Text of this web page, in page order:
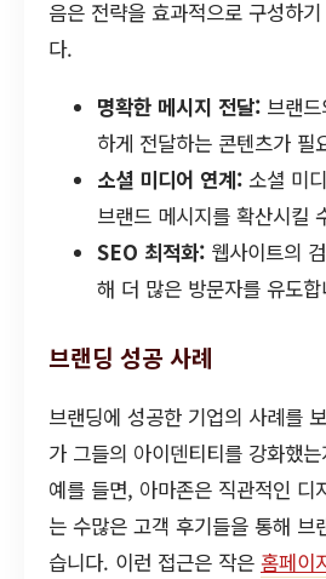
음은 전략을 효과적으로 구성하
다.
명확한 메시지 전달: 브랜
하게 전달하는 콘텐츠가 필
소셜 미디어 연계: 소셜 미
브랜드 메시지를 확산시킬
SEO 최적화: 웹사이트의
해 더 많은 방문자를 유도합
브랜딩 성공 사례
브랜딩에 성공한 기업의 사례를
가 그들의 아이덴티티를 강화했
예를 들면, 아마존은 직관적인 디
는 수많은 고객 후기들을 통해 브
습니다. 이런 접근은 작은 홈페이